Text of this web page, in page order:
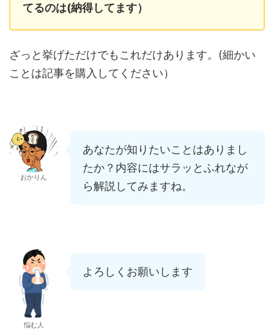
てるのは(納得してます）
ざっと挙げただけでもこれだけあります。(細かい
ことは記事を購入してください）
おかりん
あなたが知りたいことはありまし
たか？内容にはサラッとふれなが
ら解説してみますね。
悩む人
よろしくお願いします